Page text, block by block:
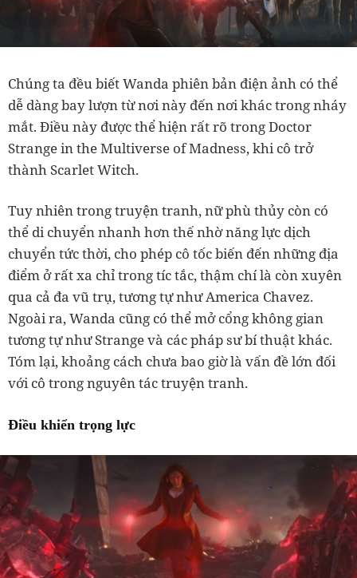
Chúng ta đều biết Wanda phiên bản điện ảnh có thể
dễ dàng bay lượn từ nơi này đến nơi khác trong nháy
mắt. Điều này được thể hiện rất rõ trong Doctor
Strange in the Multiverse of Madness, khi cô trở
thành Scarlet Witch.
Tuy nhiên trong truyện tranh, nữ phù thủy còn có
thể di chuyển nhanh hơn thế nhờ năng lực dịch
chuyển tức thời, cho phép cô tốc biến đến những địa
điểm ở rất xa chỉ trong tíc tắc, thậm chí là còn xuyên
qua cả đa vũ trụ, tương tự như America Chavez.
Ngoài ra, Wanda cũng có thể mở cổng không gian
tương tự như Strange và các pháp sư bí thuật khác.
Tóm lại, khoảng cách chưa bao giờ là vấn đề lớn đối
với cô trong nguyên tác truyện tranh.
Điều khiển trọng lực